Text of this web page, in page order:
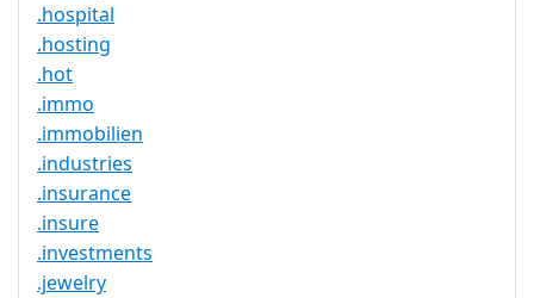
.hospital
.hosting
.hot
.immo
.immobilien
.industries
.insurance
.insure
.investments
.jewelry